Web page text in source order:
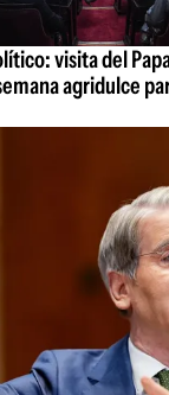
visita del
agridulce